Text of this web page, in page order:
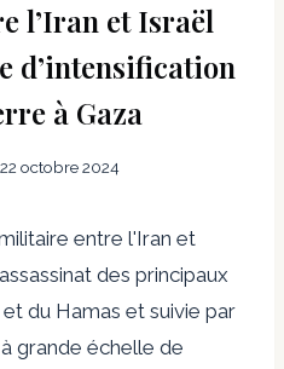
l’Iran et Israël
d’intensification
à Gaza
22 octobre 2024
entre l'Iran et
des principaux
du Hamas et suivie par
grande échelle de